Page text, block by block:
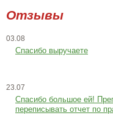
Отзывы
03.08
Спасибо выручаете
23.07
Cпасибо большое ей!
переписывать отчет по